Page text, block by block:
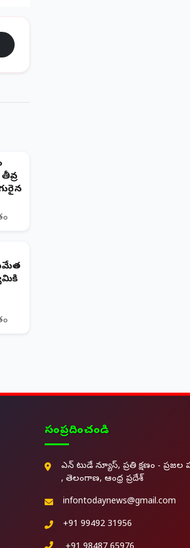
సంప్రదించండి
ఎన్ టుడే న్యూస్, ప్రతి క్షణం - ప్రజల
, తెలంగాణ, ఆంధ్ర ప్రదేశ్
infontodaynews@gmail.com
+91 99492 31956